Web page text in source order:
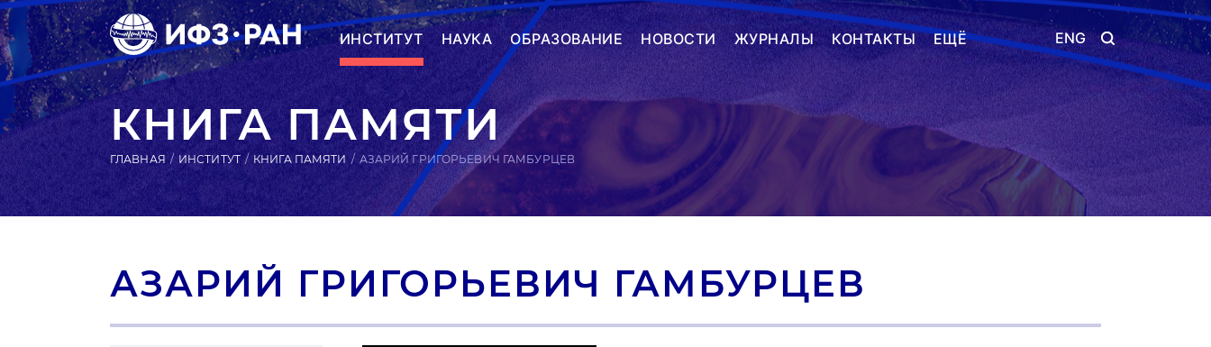
ИНСТИТУТ НАУКА ОБРАЗОВАНИЕ НОВОСТИ ЖУРНАЛЫ КОНТАКТЫ ЕЩЁ ENG
КНИГА ПАМЯТИ
ГЛАВНАЯ ИНСТИТУТ КНИГА ПАМЯТИ АЗАРИЙ ГРИГОРЬЕВИЧ ГАМБУРЦЕВ
АЗАРИЙ ГРИГОРЬЕВИЧ ГАМБУРЦЕВ